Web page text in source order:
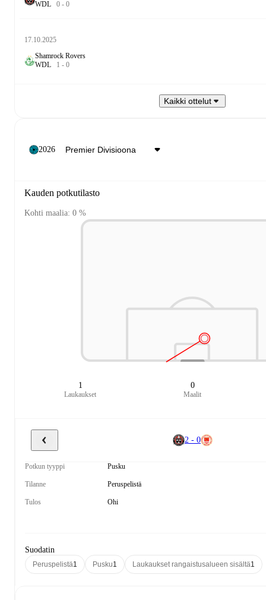
WDL 0 - 0
17.10.2025
Shamrock Rovers
WDL 1 - 0
Kaikki ottelut
2026
Kauden potkutilasto
Kohti maalia: 0 %
1
Laukaukset
0
Maalit
2 - 0
Potkun tyyppi Pusku
Tilanne Peruspelistä
Tulos Ohi
Suodatin
Peruspelistä1 Pusku1 Laukaukset rangaistusalueen sisältä1